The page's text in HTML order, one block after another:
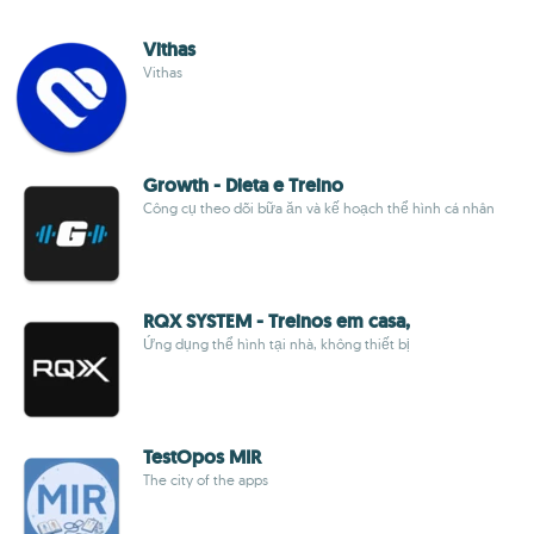
Vithas
Vithas
Growth - Dieta e Treino
Công cụ theo dõi bữa ăn và kế hoạch thể hình cá nhân
RQX SYSTEM - Treinos em casa,
Ứng dụng thể hình tại nhà, không thiết bị
TestOpos MIR
The city of the apps